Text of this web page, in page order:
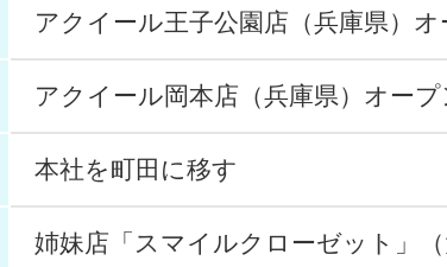
アクイール王子公園店（兵庫県）オ
アクイール岡本店（兵庫県）オープ
本社を町田に移す
姉妹店「スマイルクローゼット」